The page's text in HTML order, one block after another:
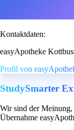
Kontaktdaten:
easyApotheke
Profil von
StudySmarter
Wir sind der
Übernahme